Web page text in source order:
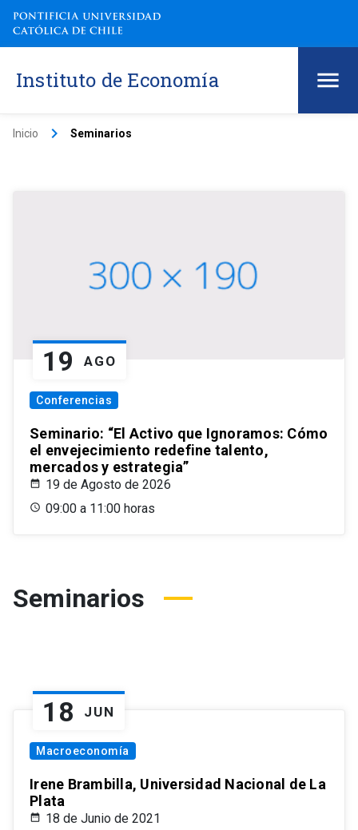
Instituto de Economía
Inicio keyboard_arrow_right Seminarios
19 AGO
Conferencias
Seminario: “El Activo que Ignoramos: Cómo
el envejecimiento redefine talento,
mercados y estrategia”
19 de Agosto de 2026
09:00 a 11:00 horas
Seminarios
18 JUN
Macroeconomía
Irene Brambilla, Universidad Nacional de La
Plata
18 de Junio de 2021